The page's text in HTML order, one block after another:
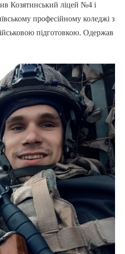
Козятинський ліцей №4 і
професійному коледжі з
підготовкою. Одержав